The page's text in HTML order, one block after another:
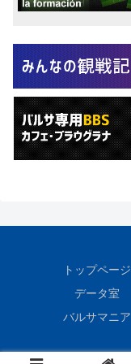
トップページ
データ室
バルサマニア